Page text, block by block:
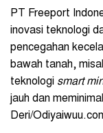
PT Freeport
inovasi teknologi
pencegahan
bawah tanah,
teknologi smart
jauh dan
Deri/